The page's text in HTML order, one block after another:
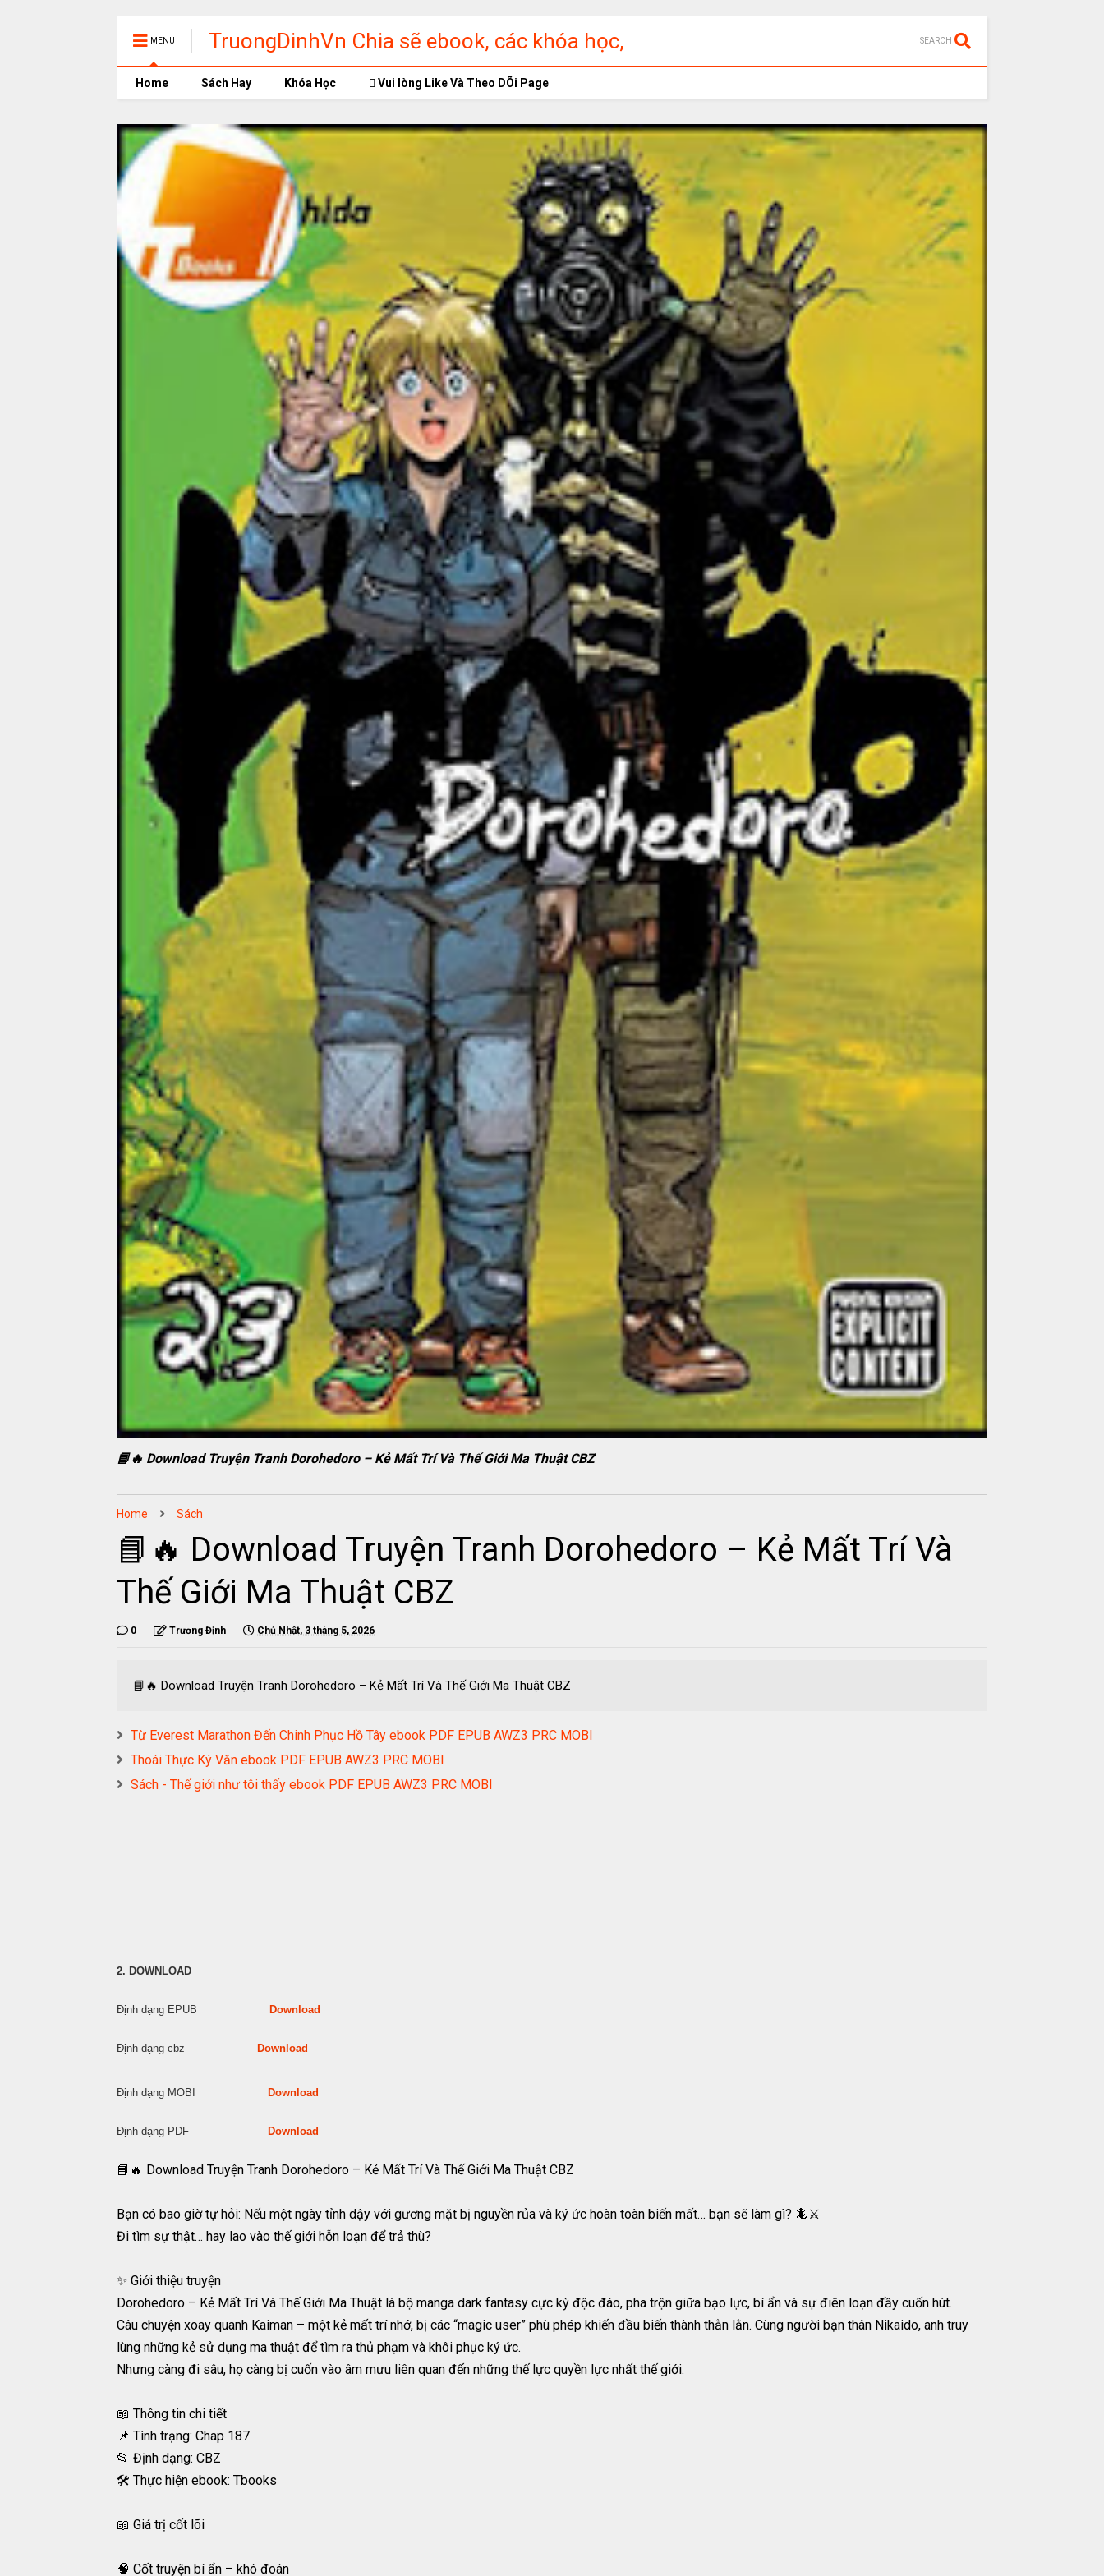
MENU
TruongDinhVn Chia sẽ ebook, các khóa học,
phần mềm học tập miễn phí
SEARCH
Home Sách Hay Khóa Học Vui lòng Like Và Theo DÕi Page
📘🔥 Download Truyện Tranh Dorohedoro – Kẻ Mất Trí Và Thế Giới Ma Thuật CBZ
Home Sách
📘🔥 Download Truyện Tranh Dorohedoro – Kẻ Mất Trí Và
Thế Giới Ma Thuật CBZ
0 Trương Định Chủ Nhật, 3 tháng 5, 2026
📘🔥 Download Truyện Tranh Dorohedoro – Kẻ Mất Trí Và Thế Giới Ma Thuật CBZ
Từ Everest Marathon Đến Chinh Phục Hồ Tây ebook PDF EPUB AWZ3 PRC MOBI
Thoái Thực Ký Văn ebook PDF EPUB AWZ3 PRC MOBI
Sách - Thế giới như tôi thấy ebook PDF EPUB AWZ3 PRC MOBI
2. DOWNLOAD
Định dạng EPUB Download
Định dạng cbz Download
Định dạng MOBI Download
Định dạng PDF Download
📘🔥 Download Truyện Tranh Dorohedoro – Kẻ Mất Trí Và Thế Giới Ma Thuật CBZ
Bạn có bao giờ tự hỏi: Nếu một ngày tỉnh dậy với gương mặt bị nguyền rủa và ký ức hoàn toàn biến mất… bạn sẽ làm gì? 🦎⚔️
Đi tìm sự thật… hay lao vào thế giới hỗn loạn để trả thù?
✨ Giới thiệu truyện
Dorohedoro – Kẻ Mất Trí Và Thế Giới Ma Thuật là bộ manga dark fantasy cực kỳ độc đáo, pha trộn giữa bạo lực, bí ẩn và sự điên loạn đầy cuốn hút.
Câu chuyện xoay quanh Kaiman – một kẻ mất trí nhớ, bị các “magic user” phù phép khiến đầu biến thành thằn lằn. Cùng người bạn thân Nikaido, anh truy
lùng những kẻ sử dụng ma thuật để tìm ra thủ phạm và khôi phục ký ức.
Nhưng càng đi sâu, họ càng bị cuốn vào âm mưu liên quan đến những thế lực quyền lực nhất thế giới.
📖 Thông tin chi tiết
📌 Tình trạng: Chap 187
📂 Định dạng: CBZ
🛠️ Thực hiện ebook: Tbooks
📖 Giá trị cốt lõi
🧠 Cốt truyện bí ẩn – khó đoán